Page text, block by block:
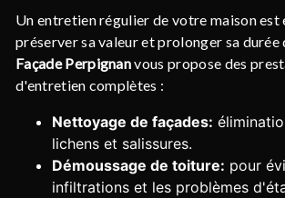
Un entretien régulier de votre maison est
préserver sa valeur et prolonger sa durée
Façade Perpignanvous propose des
d'entretien complètes :
Nettoyage de façades:
lichens et salissures.
Démoussage de toiture: pour
infiltrations et les problèmes